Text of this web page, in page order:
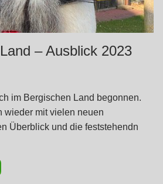
– Ausblick 2023
im Bergischen Land begonnen.
wieder mit vielen neuen
Überblick und die feststehendn